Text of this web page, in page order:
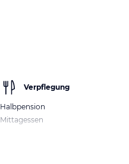
Verpflegung
Halbpension
Mittagessen